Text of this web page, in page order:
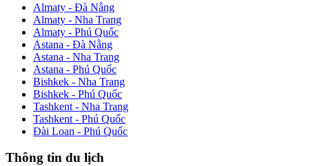
Almaty - Đà Nẵng
Almaty - Nha Trang
Almaty - Phú Quốc
Astana - Đà Nẵng
Astana - Nha Trang
Astana - Phú Quốc
Bishkek - Nha Trang
Bishkek - Phú Quốc
Tashkent - Nha Trang
Tashkent - Phú Quốc
Đài Loan - Phú Quốc
Thông tin du lịch